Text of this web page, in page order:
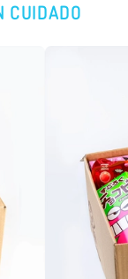
CUIDADO